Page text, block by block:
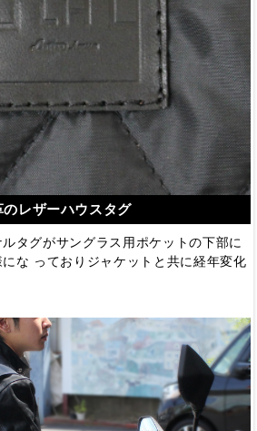
のレザーハウスタグ
タグがサングラス用ポケットの下部に
な っておりジャケットと共に経年変化